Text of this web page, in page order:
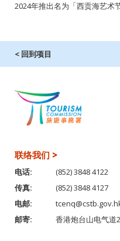
2024年推出名为「西贡海艺术
< 回到项目
联络我们 >
电话:
(852) 3848 4122
传真:
(852) 3848 4127
电邮:
邮寄:
香港炮台山电气道